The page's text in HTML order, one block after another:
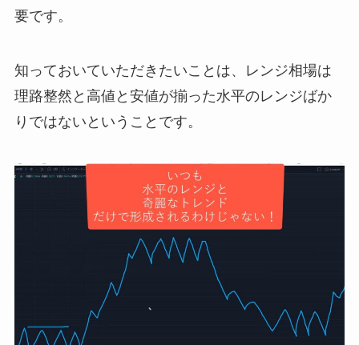
要です。
知っておいていただきたいことは、レンジ相場は
理路整然と高値と安値が揃った水平のレンジばか
りではないということです。